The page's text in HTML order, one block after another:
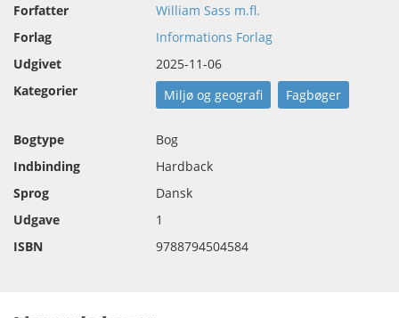
Forfatter
William Sass m.fl.
Forlag
Informations Forlag
Udgivet
2025-11-06
Kategorier
Miljø og geografi Fagbøger
Bogtype
Bog
Indbinding
Hardback
Sprog
Dansk
Udgave
1
ISBN
9788794504584